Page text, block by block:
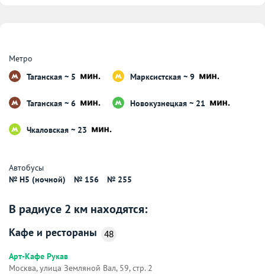
Метро
Таганская ~ 5
Марксистская ~ 9
Таганская ~ 6 Новокузнецкая ~ 21
Чкаловская ~ 23
Автобусы
№ H5 (ночной)
№ 156 № 255
В радиусе 2 км находятся:
Кафе и рестораны 48
Арт-Кафе Рукав
Москва, улица Земляной Вал, 59, стр. 2